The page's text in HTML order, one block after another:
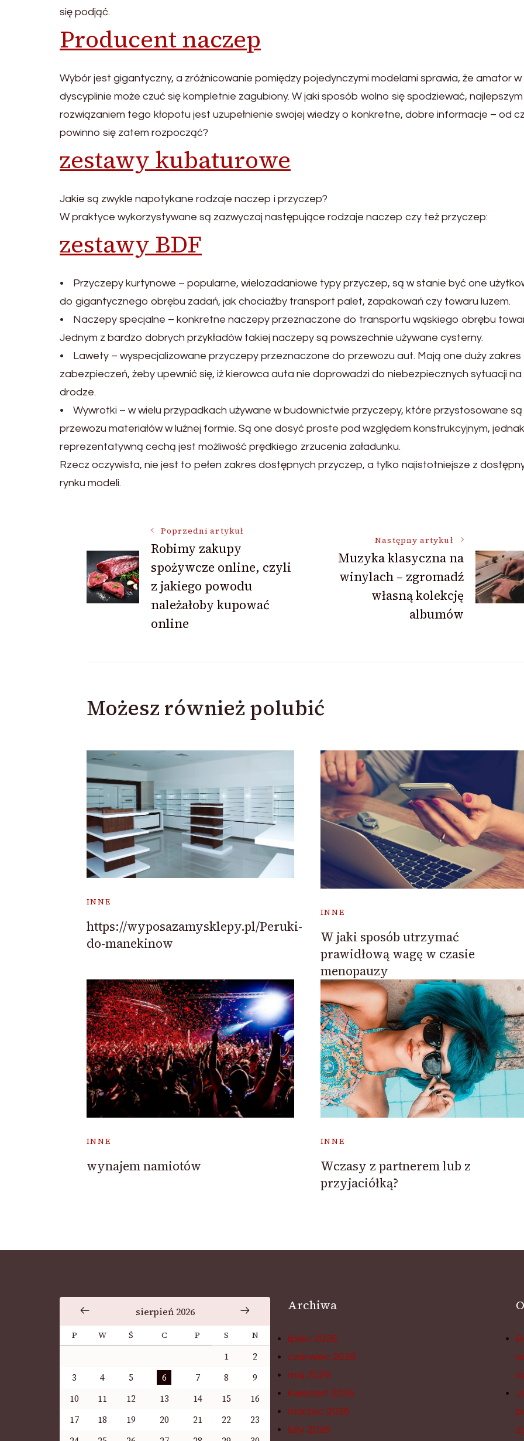
się podjąć.
Producent naczep
Wybór jest gigantyczny, a zróżnicowanie pomiędzy pojedynczymi modelami sprawia, że amator w
dyscyplinie może czuć się kompletnie zagubiony. W jaki sposób wolno się spodziewać, najlepszym
rozwiązaniem tego kłopotu jest uzupełnienie swojej wiedzy o konkretne, dobre informacje – od
powinno się zatem rozpocząć?
zestawy kubaturowe
Jakie są zwykle napotykane rodzaje naczep i przyczep?
W praktyce wykorzystywane są zazwyczaj następujące rodzaje naczep czy też przyczep:
zestawy BDF
• Przyczepy kurtynowe – popularne, wielozadaniowe typy przyczep, są w stanie być one
do gigantycznego obrębu zadań, jak chociażby transport palet, zapakowań czy towaru luzem.
• Naczepy specjalne – konkretne naczepy przeznaczone do transportu wąskiego obrębu
Jednym z bardzo dobrych przykładów takiej naczepy są powszechnie używane cysterny.
• Lawety – wyspecjalizowane przyczepy przeznaczone do przewozu aut. Mają one duży zakres
zabezpieczeń, żeby upewnić się, iż kierowca auta nie doprowadzi do niebezpiecznych sytuacji na
drodze.
• Wywrotki – w wielu przypadkach używane w budownictwie przyczepy, które przystosowane są
przewozu materiałów w luźnej formie. Są one dosyć proste pod względem konstrukcyjnym,
reprezentatywną cechą jest możliwość prędkiego zrzucenia załadunku.
Rzecz oczywista, nie jest to pełen zakres dostępnych przyczep, a tylko najistotniejsze z
rynku modeli.
Nawigacja
wpisu
Poprzedni artykuł
Robimy zakupy
spożywcze online, czyli
z jakiego powodu
należałoby kupować
online
Następny artykuł
Muzyka klasyczna na
winylach – zgromadź
własną kolekcję
albumów
Możesz również polubić
INNE
https://wyposazamysklepy.pl/Peruki-
do-manekinow
INNE
W jaki sposób utrzymać
prawidłową wagę w czasie
menopauzy
INNE
wynajem namiotów
INNE
Wczasy z partnerem lub z
przyjaciółką?
sierpień 2026
P W Ś C P S N
1
2
3
4 5 6 7 8
9
10
11 12 13 14 15
16
17
18 19 20 21 22
23
Archiwa
lipiec 2026
czerwiec 2026
maj 2026
kwiecień 2026
marzec 2026
luty 2026